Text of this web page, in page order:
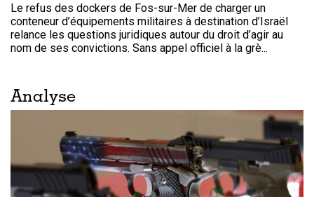
Le refus des dockers de Fos-sur-Mer de charger un
conteneur d’équipements militaires à destination d’Israël
relance les questions juridiques autour du droit d’agir au
nom de ses convictions. Sans appel officiel à la grè...
Analyse